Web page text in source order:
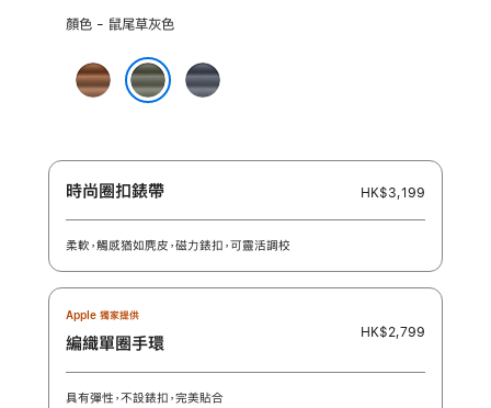
選
色:
顏色 - 鼠尾草灰色
焦
糖
海
軍
時尚圈扣錶帶 HK$3,199
柔軟，觸感猶如麂皮，磁力錶扣，可靈活調校
Apple 獨家提供
編織單圈手環
HK$2,799
具有彈性，不設錶扣，完美貼合